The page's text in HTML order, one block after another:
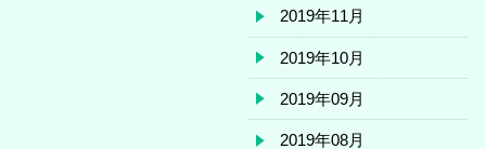
2019年11月
2019年10月
2019年09月
2019年08月